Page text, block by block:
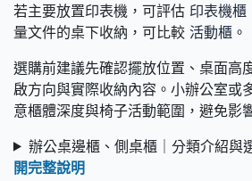
若主要放置印表機，可評估 印表機櫃
量文件的桌下收納，可比較 活動櫃 。
選購前建議先確認擺放位置、桌面高
啟方向與實際收納內容。小辦公室或
意櫃體深度與椅子活動範圍，避免影
辦公桌邊櫃、側桌櫃｜分類介紹與
開完整說明